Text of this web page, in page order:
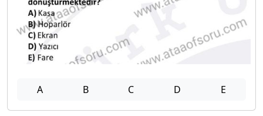
A B C D E